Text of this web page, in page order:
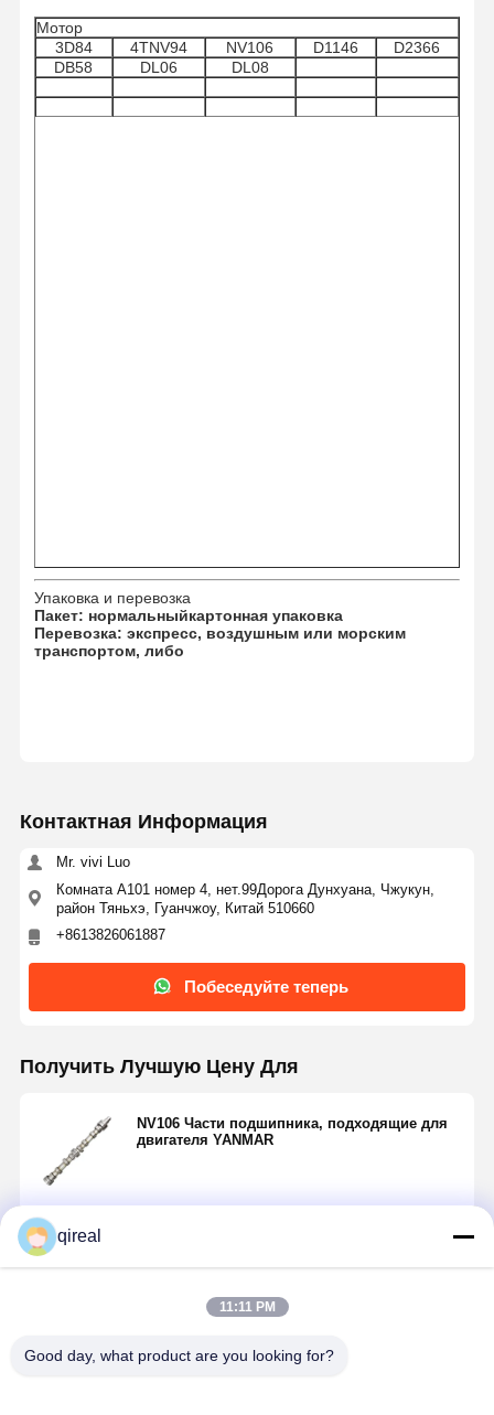
Контроль
Качества
Контактные Побеседуйте
Детали двигателя KOMATSU
Детали двигателя Perkins
Мотор
3D84
4TNV94 NV106 D1146
D2366
DB58
DL06 DL08
Упаковка и перевозка
Пакет: нормальныйкартонная упаковка
Перевозка: экспресс, воздушным или морским
транспортом, либо
Контактная Информация
Mr. vivi Luo
Комната А101 номер 4, нет.99Дорога Дунхуана, Чжукун,
район Тяньхэ, Гуанчжоу, Китай 510660
+8613826061887
Побеседуйте теперь
Получить Лучшую Цену Для
NV106 Части подшипника, подходящие для
двигателя YANMAR
Порекомендованные Продукты
qireal
11:11 PM
Good day, what product are you looking for?